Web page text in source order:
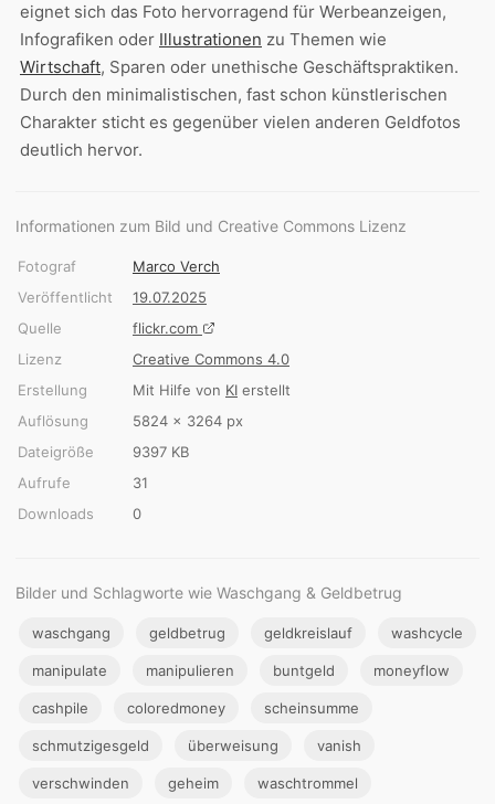
eignet sich das Foto hervorragend für Werbeanzeigen,
Infografiken oder Illustrationen zu Themen wie
Wirtschaft, Sparen oder unethische Geschäftspraktiken.
Durch den minimalistischen, fast schon künstlerischen
Charakter sticht es gegenüber vielen anderen Geldfotos
deutlich hervor.
Informationen zum Bild und Creative Commons Lizenz
Fotograf
Marco Verch
Veröffentlicht
19.07.2025
Quelle
flickr.com
Lizenz
Creative Commons 4.0
Erstellung
Mit Hilfe von KI erstellt
Auflösung
5824 × 3264 px
Dateigröße
9397 KB
Aufrufe
31
Downloads
0
Bilder und Schlagworte wie Waschgang & Geldbetrug
waschgang geldbetrug geldkreislauf washcycle
manipulate manipulieren buntgeld moneyflow
cashpile coloredmoney scheinsumme
schmutzigesgeld überweisung vanish
verschwinden geheim waschtrommel